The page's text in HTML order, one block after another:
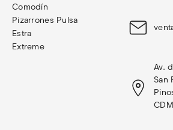
Comodín
Pizarrones Pulsa
Estra
Extreme
Av.
San